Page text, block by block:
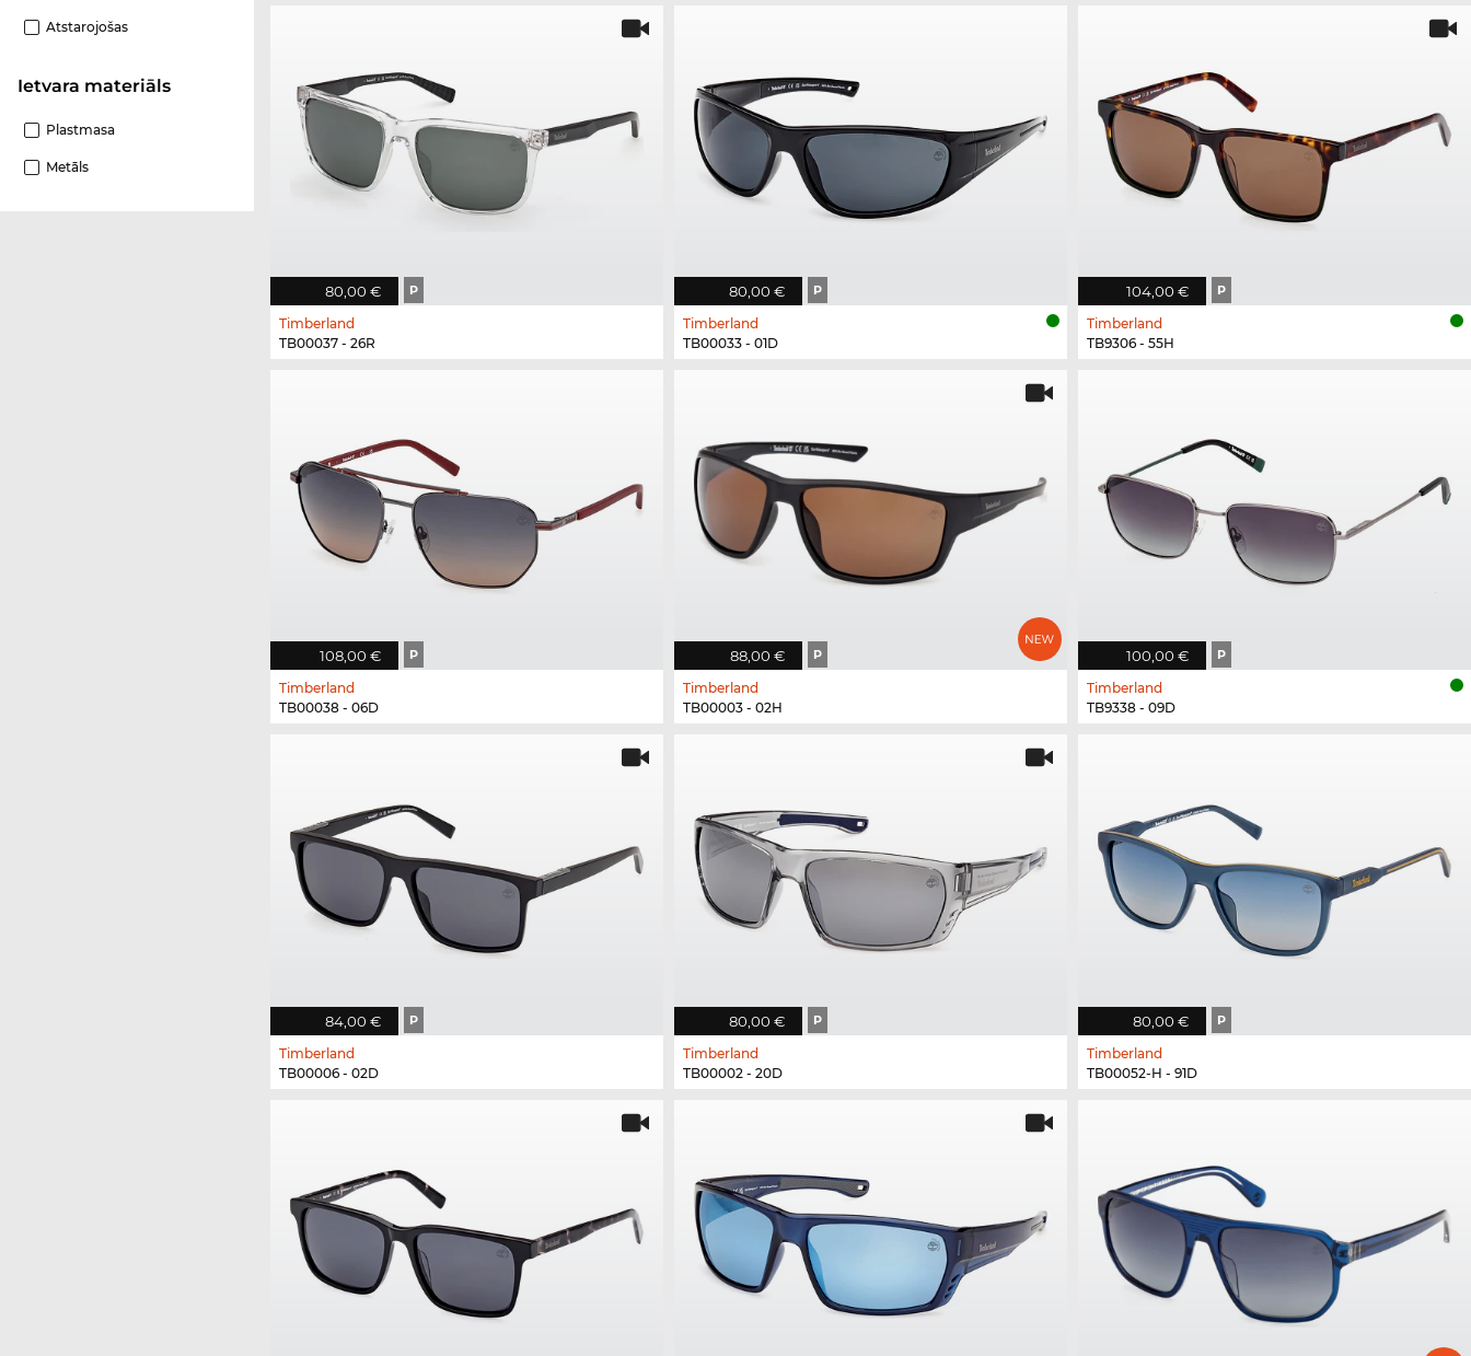
Atstarojošas
Ietvara materiāls
Plastmasa
Metāls
80,00 € P
Timberland
TB00037 - 26R
80,00 € P
Timberland
TB00033 - 01D
104,00 € P
Timberland
TB9306 - 55H
108,00 € P
Timberland
TB00038 - 06D
88,00 € P
Timberland
TB00003 - 02H
100,00 € P
Timberland
TB9338 - 09D
84,00 € P
Timberland
TB00006 - 02D
80,00 € P
Timberland
TB00002 - 20D
80,00 € P
Timberland
TB00052-H - 91D